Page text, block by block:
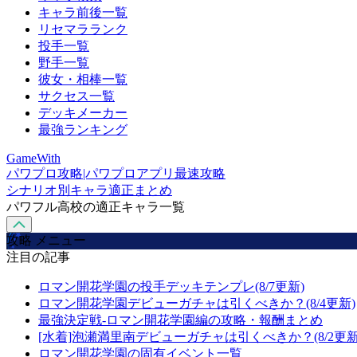
キャラ前後一覧
リセマラランク
投手一覧
野手一覧
彼女・相棒一覧
サクセス一覧
デッキメーカー
最強ランキング
GameWith
パワプロ攻略|パワプロアプリ最速攻略
シナリオ別キャラ適正まとめ
パワフル高校の適正キャラ一覧
攻略 メニュー
注目の記事
ロマン開花学園の投手デッキテンプレ(8/7更新)
ロマン開花学園デビューガチャは引くべきか？(8/4更新)
最強決定戦-ロマン開花学園編の攻略・報酬まとめ
[水着]泡瀬満里南デビューガチャは引くべきか？(8/2更
ロマン開花学園の固有イベント一覧